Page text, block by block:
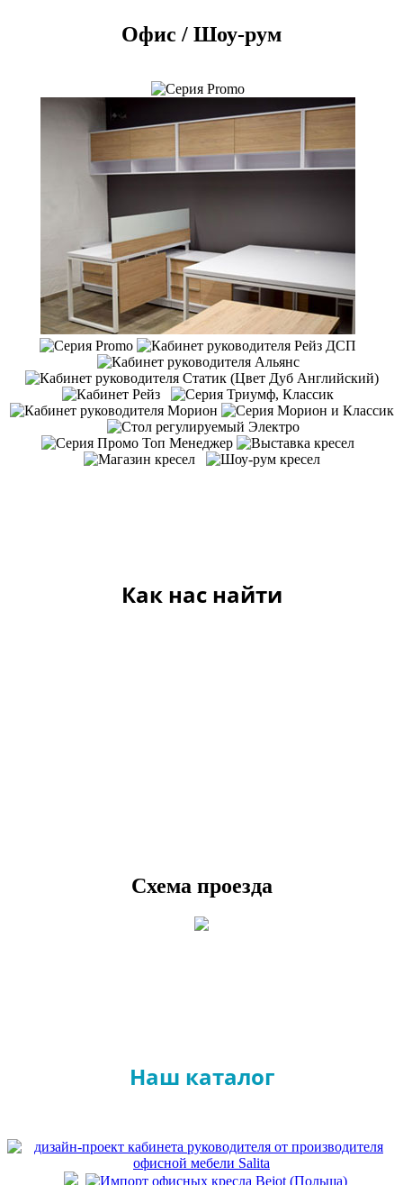
Офис / Шоу-рум
Как нас найти
Схема проезда
Наш каталог